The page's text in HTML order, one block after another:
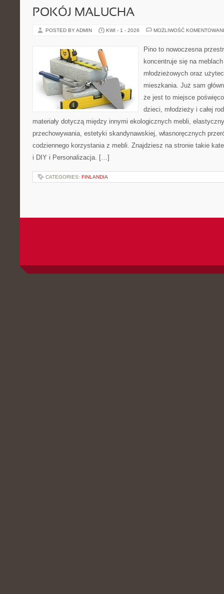
POKÓJ MALUCHA
POSTED BY ADMIN KWI - 1 - 2026 MOŻLIWOŚĆ
Pino to nowoczesna
koncentruje się na
młodzieżowych oraz
mieszkania. Już sam
że jest to miejsce
dzieci, młodzieży i całej
materiały dotyczą między innymi ekologicznych mebli,
przechowywania, estetyki skandynawskiej, własnoręcznych
codziennego korzystania z mebli. Znajdziesz na stronie takie
i DIY i Personalizacja. […]
CATEGORIES: FINLANDIA